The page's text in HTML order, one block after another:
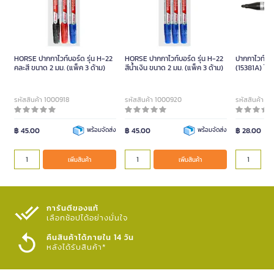
HORSE ปากกาไวท์บอร์ด รุ่น H-22
คละสี ขนาด 2 มม. (แพ็ค 3 ด้าม)
รหัสสินค้า 1000918
฿ 45.00 พร้อมจัดส่ง
เพิ่มสินค้า
HORSE ปากกาไวท์บอร์ด รุ่น H-22
สีน้ำเงิน ขนาด 2 มม. (แพ็ค 3 ด้าม)
รหัสสินค้า 1000920
฿ 45.00 พร้อมจัดส่ง
เพิ่มสินค้า
ปากกาไวท์บ
(15381A) โ
รหัสสินค้า
฿ 28.00
การันตีของแท้
เลือกช้อปได้อย่างมั่นใจ​
คืนสินค้าได้ภายใน 14 วัน
หลังได้รับสินค้า*